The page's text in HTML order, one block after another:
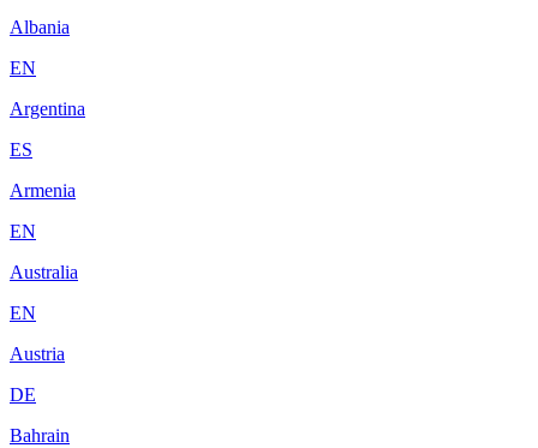
Albania
EN
Argentina
ES
Armenia
EN
Australia
EN
Austria
DE
Bahrain